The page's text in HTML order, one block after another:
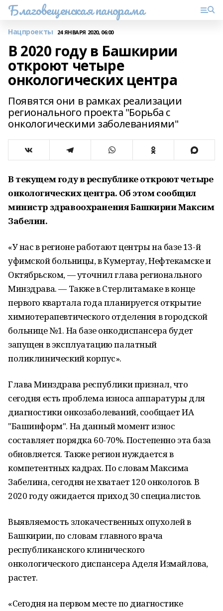
Благовещенская панорама
Нацпроекты 24 ЯНВАРЯ 2020, 06:00
В 2020 году в Башкирии
откроют четыре
онкологических центра
Появятся они в рамках реализации
регионального проекта "Борьба с
онкологическими заболеваниями"
В текущем году в республике откроют четыре
онкологических центра. Об этом сообщил
министр здравоохранения Башкирии Максим
Забелин.
«У нас в регионе работают центры на базе 13-й
уфимской больницы, в Кумертау, Нефтекамске и
Октябрьском, — уточнил глава регионального
Минздрава. — Также в Стерлитамаке в конце
первого квартала года планируется открытие
химиотерапевтического отделения в городской
больнице №1. На базе онкодиспансера будет
запущен в эксплуатацию палатный
поликлинический корпус».
Глава Минздрава республики признал, что
сегодня есть проблема износа аппаратуры для
диагностики онкозаболеваний, сообщает ИА
"Башинформ". На данный момент износ
составляет порядка 60-70%. Постепенно эта база
обновляется. Также регион нуждается в
компетентных кадрах. По словам Максима
Забелина, сегодня не хватает 120 онкологов. В
2020 году ожидается приход 30 специалистов.
Выявляемость злокачественных опухолей в
Башкирии, по словам главного врача
республиканского клинического
онкологического диспансера Аделя Измайлова,
растет.
«Сегодня на первом месте по диагностике